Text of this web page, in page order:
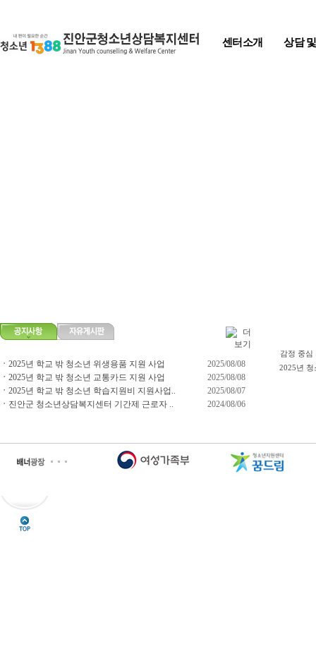
센터소개 상담
ㆍ 2025년 학교 밖 청소년 위생용품 지원 사업
2025/08/08
ㆍ 2025년 학교 밖 청소년 교통카드 지원 사업
2025/08/08
ㆍ 2025년 학교 밖 청소년 학습지원비 지원사업..
2025/08/07
ㆍ 진안군 청소년상담복지센터 기간제 근로자 .. 2024/08/06
감정 중심
2025년 청